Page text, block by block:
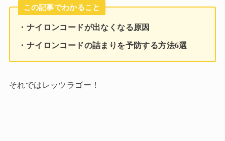
この記事でわかること
・ナイロンコードが出なくなる原因
・ナイロンコードの詰まりを予防する方法6選
それではレッツラゴー！